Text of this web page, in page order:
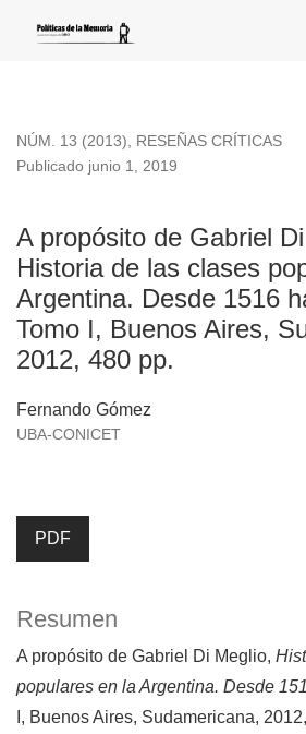
A propósito de Gabriel Di Meglio,
NÚM. 13 (2013), RESEÑAS CRÍTICAS
A propósito de Gabriel
Historia de las clases
Argentina. Desde 1516
Tomo I, Buenos Aires,
2012, 480 pp.
Publicado junio 1, 2019
Fernando Gómez
UBA-CONICET
PDF
Resumen
A propósito de Gabriel Di Meglio,
populares en la Argentina. Desde
I, Buenos Aires, Sudamericana,